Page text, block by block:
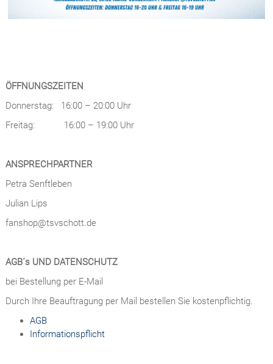
ÖFFNUNGSZEITEN
Donnerstag: 16:00 – 20:00 Uhr
Freitag: 16:00 – 19:00 Uhr
ANSPRECHPARTNER
Petra Senftleben
Julian Lips
fanshop@tsvschott.de
AGB´s UND DATENSCHUTZ
bei Bestellung per E-Mail
Durch Ihre Beauftragung per Mail bestellen Sie kostenpflichtig.
AGB
Informationspflicht